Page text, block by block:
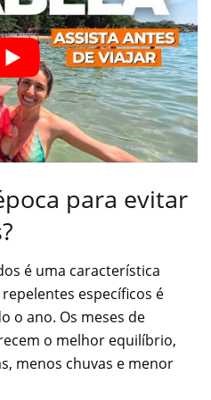
para evitar
é uma característica
específicos é
o ano. Os meses de
o melhor equilíbrio,
menos chuvas e menor